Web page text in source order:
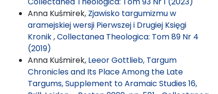
Anna Kuśmirek, Zjawisko targumizmu w
aramejskiej wersji Pierwszej i Drugiej Księgi
Kronik,Collectanea Theologica: Tom 89 Nr 4
(2019)
Anna Kuśmirek, Leeor Gottlieb, Targum
Chronicles and Its Place Among the Late
Targums, Supplement to Aramaic Studies 16,